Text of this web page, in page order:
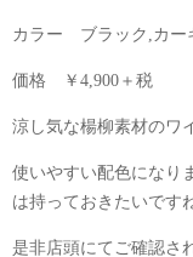
カラー ブラック,カー
価格 ￥4,900＋税
涼し気な楊柳素材のワ
使いやすい配色になり
は持っておきたいです
是非店頭にてご確認さ